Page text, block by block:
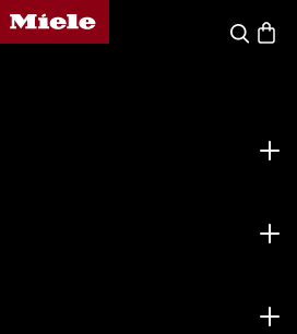
Αρχική σελίδα της Miele